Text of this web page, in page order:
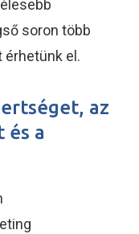
soron több
el.
az
és a